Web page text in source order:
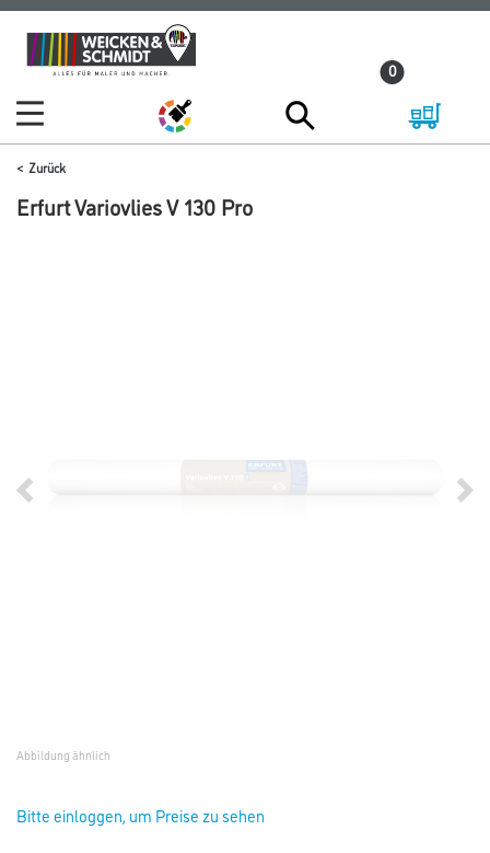
Zum
Inhalt
Zum
Navigationsmenü
0
Zurück
Erfurt Variovlies V 130 Pro
Abbildung ähnlich
Bitte einloggen, um Preise zu sehen